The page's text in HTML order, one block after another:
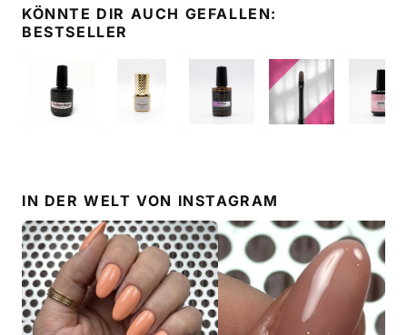
KÖNNTE DIR AUCH GEFALLEN:
BESTSELLER
IN DER WELT VON INSTAGRAM